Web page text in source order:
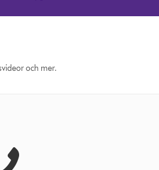
och mer.